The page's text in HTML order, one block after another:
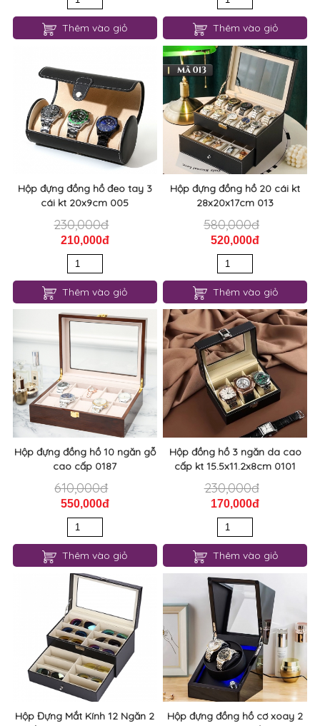
Thêm vào giỏ Thêm vào giỏ
Hộp đựng đồng hồ đeo tay 3
cái kt 20x9cm 005
230,000đ
210,000đ
Thêm vào giỏ
Hộp đựng đồng hồ 20 cái kt
28x20x17cm 013
580,000đ
520,000đ
Thêm vào giỏ
Hộp đựng đồng hồ 10 ngăn gỗ
cao cấp 0187
610,000đ
550,000đ
Thêm vào giỏ
Hộp đồng hồ 3 ngăn da cao
cấp kt 15.5x11.2x8cm 0101
230,000đ
170,000đ
Thêm vào giỏ
Hộp Đựng Mắt Kính 12 Ngăn 2
Hộp đựng đồng hồ cơ xoay 2